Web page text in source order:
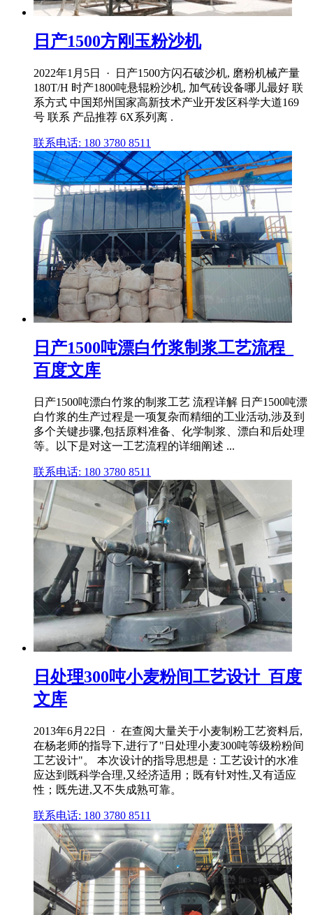
日产1500方刚玉粉沙机
2022年1月5日 · 日产1500方闪石破沙机, 磨粉机械产量
180T/H 时产1800吨悬辊粉沙机, 加气砖设备哪儿最好 联
系方式 中国郑州国家高新技术产业开发区科学大道169
号 联系 产品推荐 6X系列离 .
联系电话: 180 3780 8511
日产1500吨漂白竹浆制浆工艺流程_
百度文库
日产1500吨漂白竹浆的制浆工艺 流程详解 日产1500吨漂
白竹浆的生产过程是一项复杂而精细的工业活动,涉及到
多个关键步骤,包括原料准备、化学制浆、漂白和后处理
等。以下是对这一工艺流程的详细阐述 ...
联系电话: 180 3780 8511
日处理300吨小麦粉间工艺设计_百度
文库
2013年6月22日 · 在查阅大量关于小麦制粉工艺资料后,
在杨老师的指导下,进行了"日处理小麦300吨等级粉粉间
工艺设计"。 本次设计的指导思想是：工艺设计的水准
应达到既科学合理,又经济适用；既有针对性,又有适应
性；既先进,又不失成熟可靠。
联系电话: 180 3780 8511